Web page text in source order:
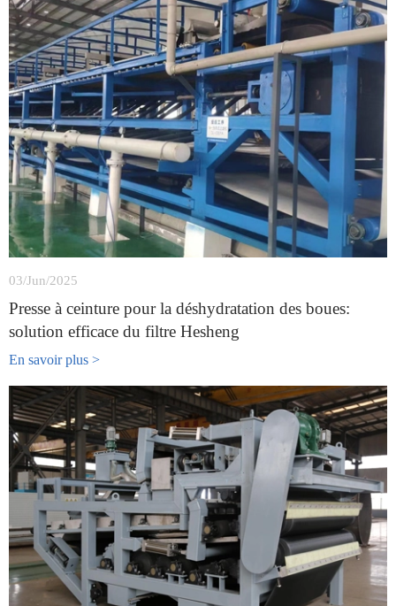
03/Jun/2025
Presse à ceinture pour la déshydratation des boues:
solution efficace du filtre Hesheng
En savoir plus >